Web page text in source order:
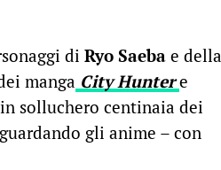
di Ryo Saeba e della
manga City Hunter e
solluchero centinaia dei
gli anime – con